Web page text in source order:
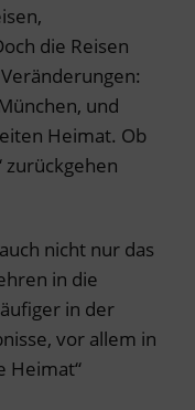
die Reisen
und
Heimat. Ob
zurückgehen
nicht nur das
in die
in der
vor allem in
Heimat“